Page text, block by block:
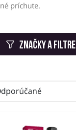
príchute.
Značky a filtre